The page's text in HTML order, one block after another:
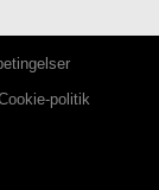
politik